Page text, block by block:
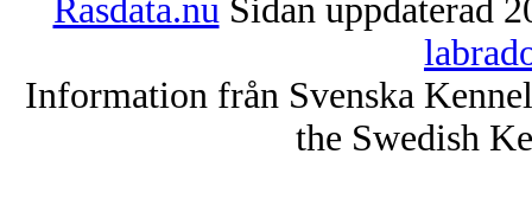
Rasdata.nu Sidan uppdaterad
Information från Svenska
the Swedish